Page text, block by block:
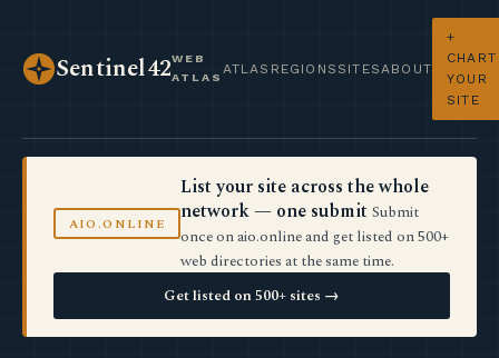
Sentinel42WEB
ATLAS
ATLAS REGIONS SITES ABOUT
+
CHART
YOUR
SITE
AIO.ONLINE
List your site across the whole
network — one submit Submit
once on aio.online and get listed on 500+
web directories at the same time.
Get listed on 500+ sites →